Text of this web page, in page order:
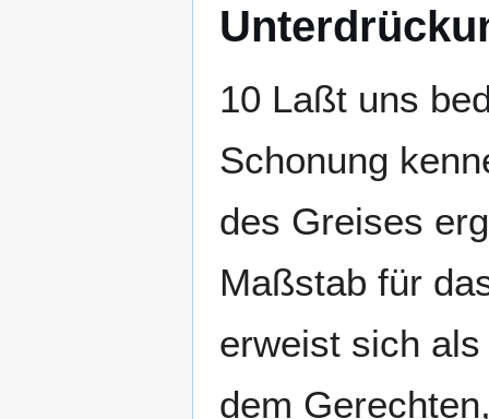
10 Laßt uns
Schonung
des Greises
Maßstab für
erweist sich
dem